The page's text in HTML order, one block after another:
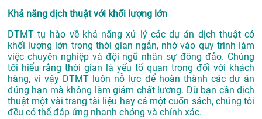
Khả năng dịch thuật với khối lượng lớn
DTMT tự hào về khả năng xử lý các dự án dịch thuật có
khối lượng lớn trong thời gian ngắn, nhờ vào quy trình làm
việc chuyên nghiệp và đội ngũ nhân sự đông đảo. Chúng
tôi hiểu rằng thời gian là yếu tố quan trọng đối với khách
hàng, vì vậy DTMT luôn nỗ lực để hoàn thành các dự án
đúng hạn mà không làm giảm chất lượng. Dù bạn cần dịch
thuật một vài trang tài liệu hay cả một cuốn sách, chúng tôi
đều có thể đáp ứng nhanh chóng và chính xác.